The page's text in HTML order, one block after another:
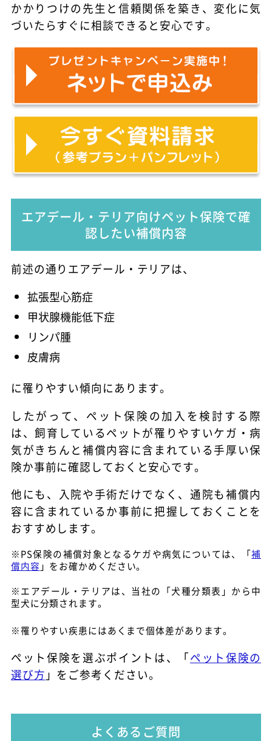
かかりつけの先生と信頼関係を築き、変化に気
づいたらすぐに相談できると安心です。
エアデール・テリア向けペット保険で確
認したい補償内容
前述の通りエアデール・テリアは、
拡張型心筋症
甲状腺機能低下症
リンパ腫
皮膚病
に罹りやすい傾向にあります。
したがって、ペット保険の加入を検討する際
は、飼育しているペットが罹りやすいケガ・病
気がきちんと補償内容に含まれている手厚い保
険か事前に確認しておくと安心です。
他にも、入院や手術だけでなく、通院も補償内
容に含まれているか事前に把握しておくことを
おすすめします。
※PS保険の補償対象となるケガや病気については、「補
償内容 」をお確かめください。
※エアデール・テリアは、当社の「犬種分類表」から中
型犬に分類されます。
※罹りやすい疾患にはあくまで個体差があります。
ペット保険を選ぶポイントは、「ペット保険の
選び方 」をご参考ください。
よくあるご質問